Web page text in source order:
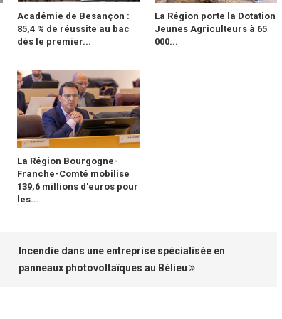
Académie de Besançon :
85,4 % de réussite au bac
dès le premier...
La Région porte la Dotation
Jeunes Agriculteurs à 65
000...
La Région Bourgogne-
Franche-Comté mobilise
139,6 millions d'euros pour
les...
Incendie dans une entreprise spécialisée en
panneaux photovoltaïques au Bélieu